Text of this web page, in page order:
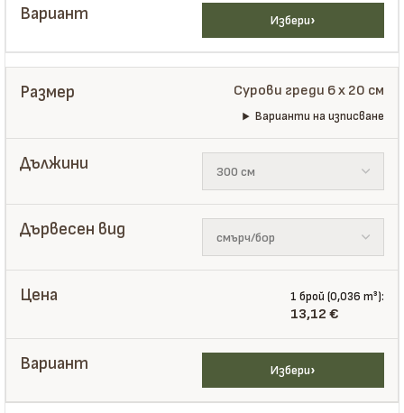
Избери
Сурови греди 6 x 20 см
Варианти на изписване
1 брой (0,036 m³):
13,12 €
Избери